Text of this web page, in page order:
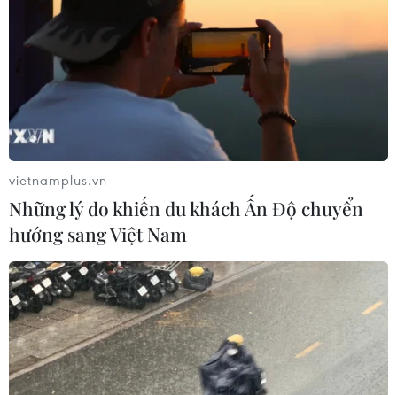
Sách ảnh “100 năm báo chí Cách mạng Việt Nam 1925-2025”
vừa ra mắt. (Ảnh: Minh Quyết/TTXVN)
vietnamplus.vn
Những lý do khiến du khách Ấn Độ chuyển
hướng sang Việt Nam